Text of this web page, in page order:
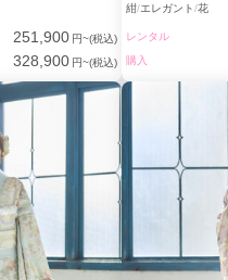
251,900 円~(税込)
328,900 円~(税込)
紺 エレガント 花
レンタル
購入